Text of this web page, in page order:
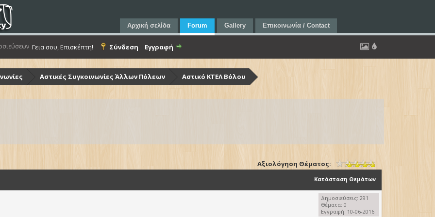
Αρχική σελίδα Forum Gallery Επικοινωνία / Contact
Γεια σου, Επισκέπτη! Σύνδεση Εγγραφή
Αστικές Συγκοινωνίες Άλλων Πόλεων Αστικό ΚΤΕΛ Βόλου
Αξιολόγηση Θέματος:
Κατάσταση Θεμάτων
Δημοσιεύσεις: 291
Θέματα: 0
Εγγραφή: 10-06-2016